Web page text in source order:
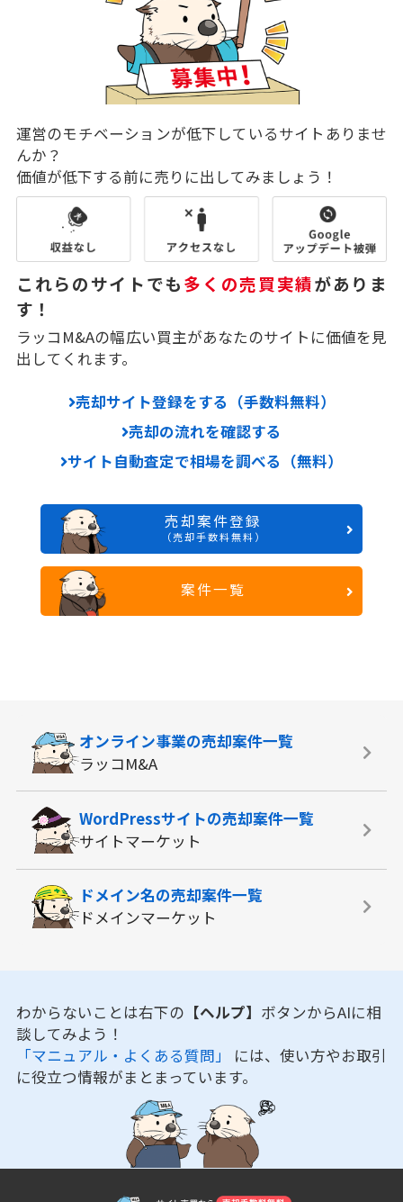
運営のモチベーションが低下しているサイトありませ
んか？
価値が低下する前に売りに出してみましょう！
これらのサイトでも多くの売買実績がありま
す！
ラッコM&Aの幅広い買主があなたのサイトに価値を見
出してくれます。
売却サイト登録をする（手数料無料）
売却の流れを確認する
サイト自動査定で相場を調べる（無料）
売却案件登録
（売却手数料無料）
案件一覧
オンライン事業の売却案件一覧
ラッコM&A
WordPressサイトの売却案件一覧
サイトマーケット
ドメイン名の売却案件一覧
ドメインマーケット
わからないことは右下の 【ヘルプ】 ボタンからAIに相
談してみよう！
「マニュアル・よくある質問」 には、使い方やお取引
に役立つ情報がまとまっています。